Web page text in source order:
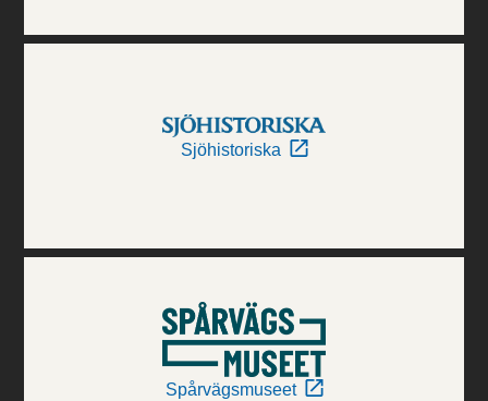
Sjöhistoriska
Spårvägsmuseet